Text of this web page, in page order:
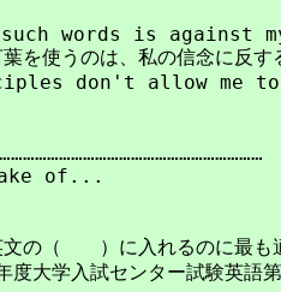
words is against
うのは、私の信念に反す
don't allow me to
（　　）に入れるのに最も
入試センター試験英語第